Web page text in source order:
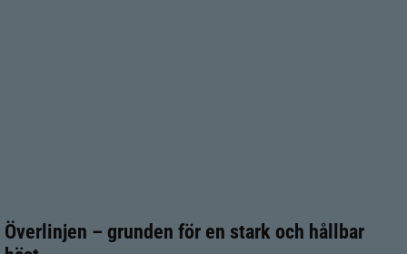
Överlinjen – grunden för en stark och hållbar